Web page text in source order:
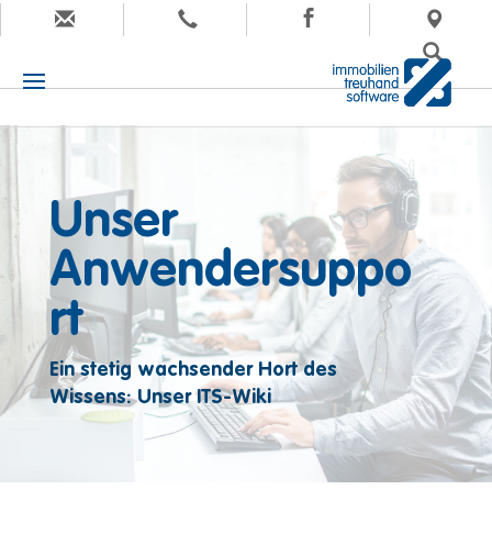
Unser
Anwendersuppo
rt
Ein stetig wachsender Hort des
Wissens: Unser ITS-Wiki